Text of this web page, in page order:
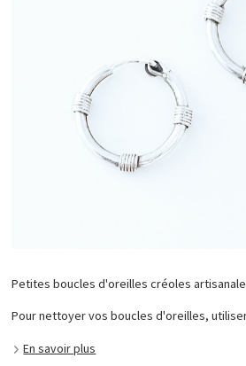
Petites boucles d'oreilles créoles
Pour nettoyer vos boucles d'oreilles,
En savoir plus